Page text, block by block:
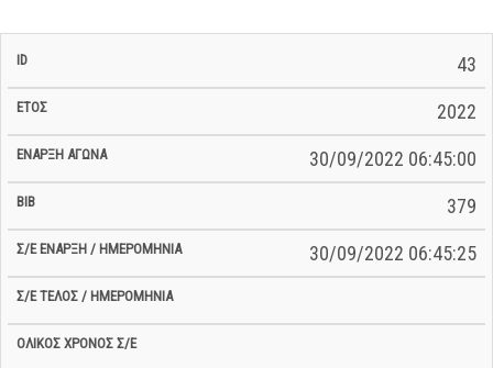
Αγώνα
Ημερομηνία
43
2022
30/09/2022 06:45:00
379
30/09/2022 06:45:25